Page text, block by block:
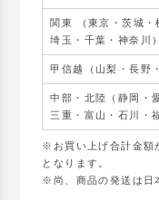
関東 （東京・茨城・
埼玉・千葉・神奈川）
甲信越（山梨・長野
中部・北陸（静岡・
三重・富山・石川・
※お買い上げ合計金額
となります。
※尚、商品の発送は日